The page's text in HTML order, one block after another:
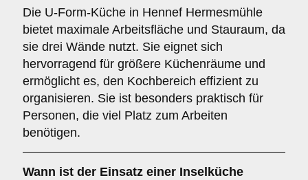
Die U-Form-Küche in Hennef Hermesmühle
bietet maximale Arbeitsfläche und Stauraum, da
sie drei Wände nutzt. Sie eignet sich
hervorragend für größere Küchenräume und
ermöglicht es, den Kochbereich effizient zu
organisieren. Sie ist besonders praktisch für
Personen, die viel Platz zum Arbeiten
benötigen.
Wann ist der Einsatz einer Inselküche